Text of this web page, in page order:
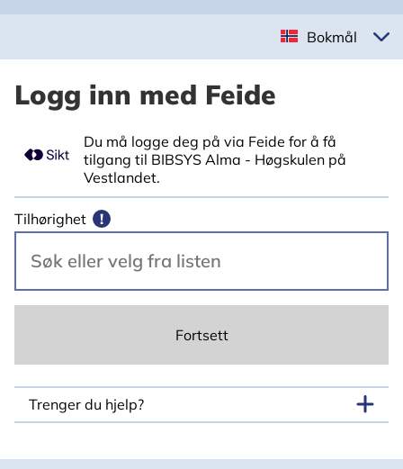
Bokmål
Logg inn med Feide
Du må logge deg på via Feide for å få
tilgang til BIBSYS Alma - Høgskulen på
Vestlandet.
Tilhørighet !
Fortsett
Trenger du hjelp?